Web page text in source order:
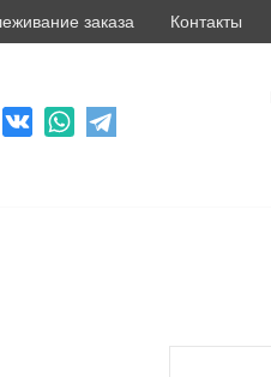
заказа Контакты